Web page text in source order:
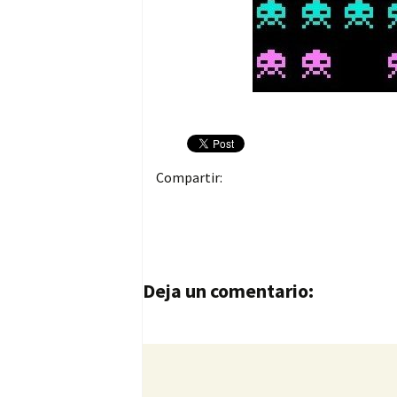
Compartir:
Navegación de
Deja un comentario: